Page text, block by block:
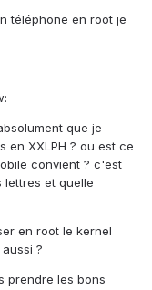
téléphone en root je
que je
en XXLPH ? ou est ce
convient ? c'est
lettres et quelle
en root le kernel
?
prendre les bons